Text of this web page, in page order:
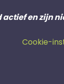
actief en zijn
Cookie-